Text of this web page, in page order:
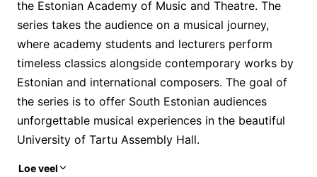
the Estonian Academy of Music and Theatre. The
series takes the audience on a musical journey,
where academy students and lecturers perform
timeless classics alongside contemporary works by
Estonian and international composers. The goal of
the series is to offer South Estonian audiences
unforgettable musical experiences in the beautiful
University of Tartu Assembly Hall.
Loe veel